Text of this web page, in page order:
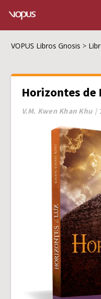
VOPUS Libros Gnosis >
Horizontes de
V.M. Kwen Khan Khu